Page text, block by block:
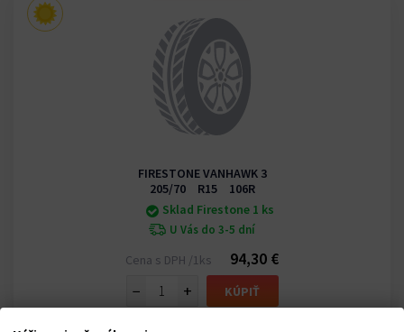
FIRESTONE VANHAWK 3
205/70 R15 106R
Sklad Firestone 1 ks
U Vás do 3-5 dní
Cena s DPH /1ks
94,30 €
−
+ KÚPIŤ